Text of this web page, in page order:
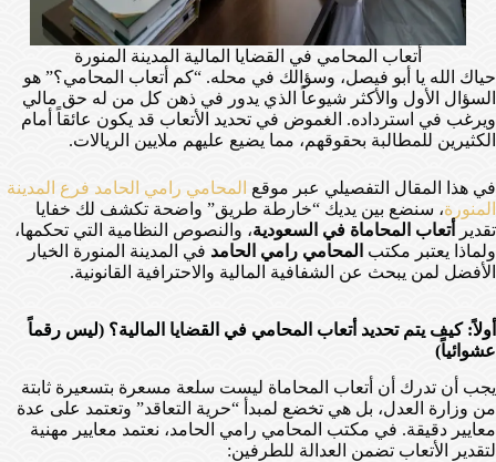
أتعاب المحامي في القضايا المالية المدينة المنورة
حياك الله يا أبو فيصل، وسؤالك في محله. “كم أتعاب المحامي؟” هو
السؤال الأول والأكثر شيوعاً الذي يدور في ذهن كل من له حق مالي
ويرغب في استرداده. الغموض في تحديد الأتعاب قد يكون عائقاً أمام
الكثيرين للمطالبة بحقوقهم، مما يضيع عليهم ملايين الريالات.
في هذا المقال التفصيلي عبر موقع المحامي رامي الحامد فرع المدينة
المنورة، سنضع بين يديك “خارطة طريق” واضحة تكشف لك خفايا
تقدير
أتعاب المحاماة في السعودية، والنصوص النظامية التي تحكمها،
ولماذا يعتبر مكتب المحامي رامي الحامد في المدينة المنورة الخيار
الأفضل لمن يبحث عن الشفافية المالية والاحترافية القانونية.
أولاً: كيف يتم تحديد أتعاب المحامي في القضايا المالية؟ (ليس رقماً
عشوائياً)
يجب أن تدرك أن أتعاب المحاماة ليست سلعة مسعرة بتسعيرة ثابتة
من وزارة العدل، بل هي تخضع لمبدأ “حرية التعاقد” وتعتمد على عدة
معايير دقيقة. في مكتب المحامي رامي الحامد، نعتمد معايير مهنية
لتقدير الأتعاب تضمن العدالة للطرفين: